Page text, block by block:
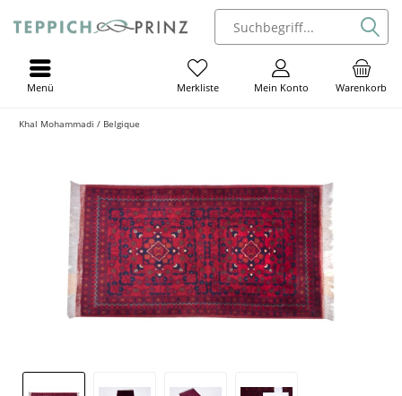
Warenkorb
Mein Konto
Merkliste
Menü
Khal Mohammadi / Belgique